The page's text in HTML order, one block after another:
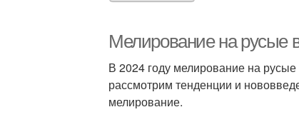
Мелирование на русые
В 2024 году мелирование на
рассмотрим тенденции и
мелирование.